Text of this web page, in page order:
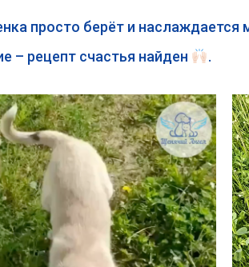
просто берёт и наслаждается
– рецепт счастья найден
.